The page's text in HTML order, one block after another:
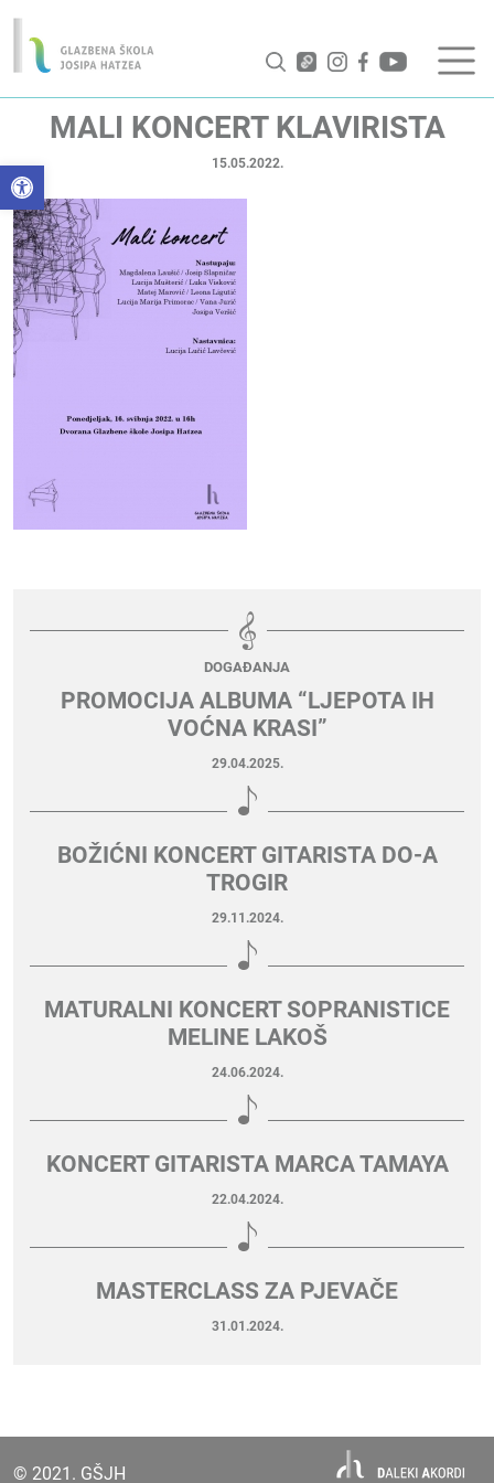
Open toolbar
MALI KONCERT KLAVIRISTA
15.05.2022.
DOGAĐANJA
PROMOCIJA ALBUMA “LJEPOTA IH
VOĆNA KRASI”
29.04.2025.
BOŽIĆNI KONCERT GITARISTA DO-A
TROGIR
29.11.2024.
MATURALNI KONCERT SOPRANISTICE
MELINE LAKOŠ
24.06.2024.
KONCERT GITARISTA MARCA TAMAYA
22.04.2024.
MASTERCLASS ZA PJEVAČE
31.01.2024.
© 2021. GŠJH